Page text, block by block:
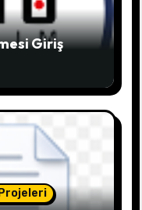
Giriş
Projeleri